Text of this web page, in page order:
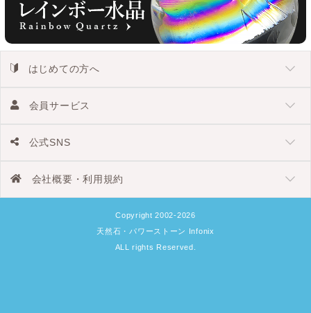
はじめての方へ
会員サービス
公式SNS
会社概要・利用規約
Copyright 2002-2026
天然石・パワーストーン Infonix
ALL rights Reserved.